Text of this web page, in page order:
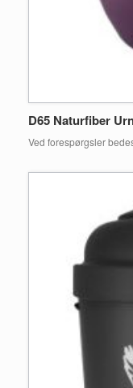
D65 Naturfiber
Ved forespørgsler